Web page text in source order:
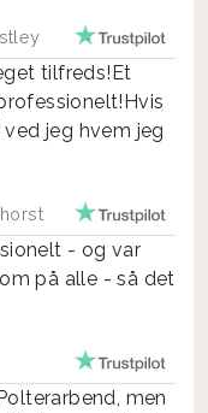
tilfreds!Et
jeg hvem jeg
- og var
på alle - så det
men